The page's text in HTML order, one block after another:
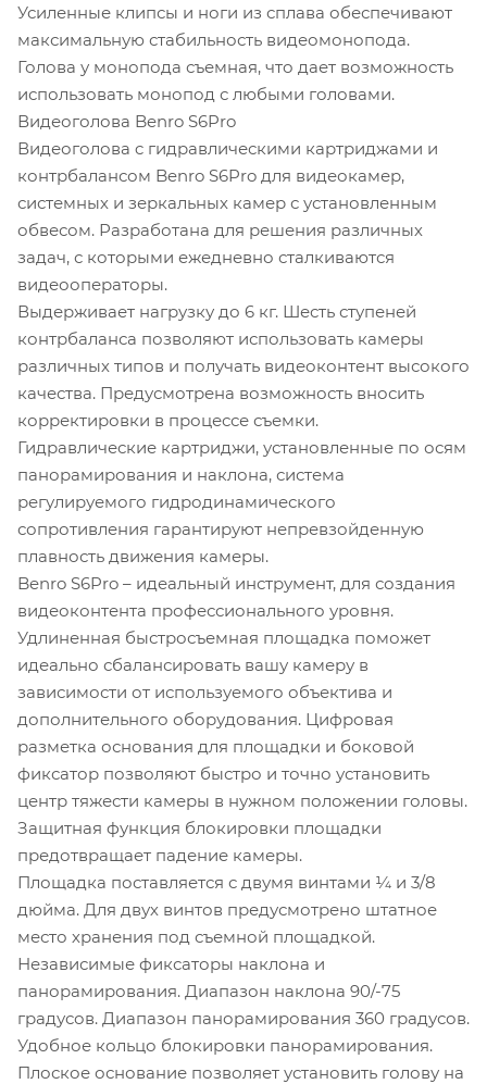
Усиленные клипсы и ноги из сплава обеспечивают
максимальную стабильность видеомонопода.
Голова у монопода съемная, что дает возможность
использовать монопод с любыми головами.
Видеоголова Benro S6Pro
Видеоголова c гидравлическими картриджами и
контрбалансом Benro S6Pro для видеокамер,
системных и зеркальных камер с установленным
обвесом. Разработана для решения различных
задач, с которыми ежедневно сталкиваются
видеооператоры.
Выдерживает нагрузку до 6 кг. Шесть ступеней
контрбаланса позволяют использовать камеры
различных типов и получать видеоконтент высокого
качества. Предусмотрена возможность вносить
корректировки в процессе съемки.
Гидравлические картриджи, установленные по осям
панорамирования и наклона, система
регулируемого гидродинамического
сопротивления гарантируют непревзойденную
плавность движения камеры.
Benro S6Pro – идеальный инструмент, для создания
видеоконтента профессионального уровня.
Удлиненная быстросъемная площадка поможет
идеально сбалансировать вашу камеру в
зависимости от используемого объектива и
дополнительного оборудования. Цифровая
разметка основания для площадки и боковой
фиксатор позволяют быстро и точно установить
центр тяжести камеры в нужном положении головы.
Защитная функция блокировки площадки
предотвращает падение камеры.
Площадка поставляется с двумя винтами ¼ и 3/8
дюйма. Для двух винтов предусмотрено штатное
место хранения под съемной площадкой.
Независимые фиксаторы наклона и
панорамирования. Диапазон наклона 90/-75
градусов. Диапазон панорамирования 360 градусов.
Удобное кольцо блокировки панорамирования.
Плоское основание позволяет установить голову на